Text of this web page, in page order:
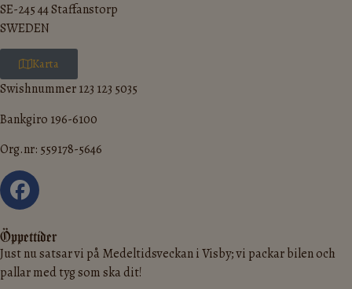
SE-245 44 Staffanstorp
SWEDEN
Karta
Swishnummer 123 123 5035
Bankgiro 196-6100
Org.nr: 559178-5646
Öppettider
Just nu satsar vi på Medeltidsveckan i Visby; vi packar bilen och
pallar med tyg som ska dit!